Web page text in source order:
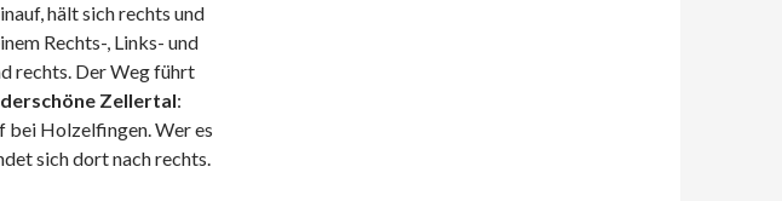
hält sich rechts und
Rechts-, Links- und
rechts. Der Weg führt
Zellertal:
bei Holzelfingen. Wer es
sich dort nach rechts.